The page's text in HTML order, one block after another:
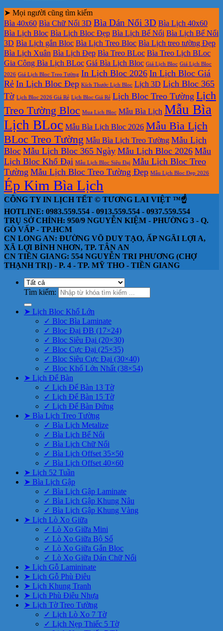
➤ Mọi người cũng tìm kiếm
Bìa 40x60 Bìa Chữ Nổi 3D Bìa Dán Nổi 3D Bìa Lịch 40x60
Bìa Lịch Bloc Bìa Lịch Bloc Đẹp Bìa Lịch Bế Nổi Bìa Lịch Bế Nổi
3D Bìa Lịch gắn Bloc Bìa Lịch Treo Bloc Bìa Lịch treo tường Đẹp
Bìa Lịch Xuân Bìa Lịch Đẹp Bìa Treo BLoc Bìa Treo Lịch BLoc
Gia Công Bìa Lịch BLoc Giá Bìa Lịch Bloc Giá Lịch Bloc Giá Lịch Bloc
2026 Giá Lịch Bloc Treo Tường In Lịch Bloc 2026 In Lịch Bloc Giá
Rẻ In Lịch Bloc Đẹp Kích Thước Lịch Bloc Lịch 3D Lịch Bloc 365
Tờ Lịch Bloc 2026 Giá Rẻ Lịch Bloc Giá Rẻ Lịch Bloc Treo Tường Lịch
Treo Tường Bloc Mua Lich Bloc Mẫu Bìa Lịch Mẫu Bìa
Lịch BLoc Mẫu Bìa Lịch Bloc 2026 Mẫu Bìa Lịch
BLoc Treo Tường Mẫu Bìa Lịch Treo Tường Mẫu Lịch
Bloc Mẫu Lịch Bloc 365 Ngày Mẫu Lịch Bloc 2026 Mẫu
Lịch Bloc Khổ Đại Mẫu Lịch Bloc Siêu Đại Mẫu Lịch Bloc Treo
Tường Mẫu Lịch Bloc Treo Tường Đẹp Mẫu Lịch Bloc Đẹp 2026
Ép Kim Bìa Lịch
CÔNG TY IN LỊCH TẾT © TƯƠNG LAI VIỆT ™☝️
HOTLINE: 0983.559.554 - 0913.559.554 - 0937.559.554
TRỤ SỞ CHÍNH: 950/9 NGUYỄN KIỆM - PHƯỜNG 3 - Q.
GÒ VẤP - TP.HCM
CN LONG AN: ĐƯỜNG VÕ DUY TẠO, ẤP NGÃI LỢI A,
XÃ LỢI BÌNH NHƠN, TP. TÂN AN
CN TIỀN GIANG: 554 NGUYỄN TRI PHƯƠNG (CHỢ
THẠNH TRỊ) - P. 4 - TP. MỸ THO - TIỀN GIANG
Tìm kiếm:
➤ Lịch Bloc Khổ Lớn
✓ Bloc Bìa Laminate
✓ Bloc Đại ĐB (17×24)
✓ Bloc Siêu Đại (20×30)
✓ Bloc Cực Đại (25×35)
✓ Bloc Siêu Cực Đại (30×40)
✓ Bloc Khổ Lớn Nhất (38×54)
➤ Lịch Để Bàn
✓ Lịch Để Bàn 13 Tờ
✓ Lịch Để Bàn 15 Tờ
✓ Lịch Để Bàn Đứng
➤ Bìa Lịch Treo Tường
✓ Bìa Lịch Metalize
✓ Bìa Lịch Bế Nổi
✓ Bìa Lịch Chữ Nổi
✓ Bìa Lịch Offset 35×50
✓ Bìa Lịch Offset 40×60
➤ Lịch 52 Tuần
➤ Bìa Lịch Gập
✓ Bìa Lịch Gập Laminate
✓ Bìa Lịch Gập Khung Nâu
✓ Bìa Lịch Gập Khung Vàng
➤ Lịch Lò Xo Giữa
✓ Lò Xo Giữa Mini
✓ Lò Xo Giữa Bộ Số
✓ Lò Xo Giữa Gắn Bloc
✓ Lò Xo Giữa Dán Chữ Nổi
➤ Lịch Gỗ Lamininate
➤ Lịch Gỗ Phù Điêu
➤ Lịch Khung Tranh
➤ Lịch Phù Điêu Nhựa
➤ Lịch Tờ Treo Tường
✓ Lịch Lò Xo 7 Tờ
✓ Lịch Nẹp Thiếc 5 Tờ